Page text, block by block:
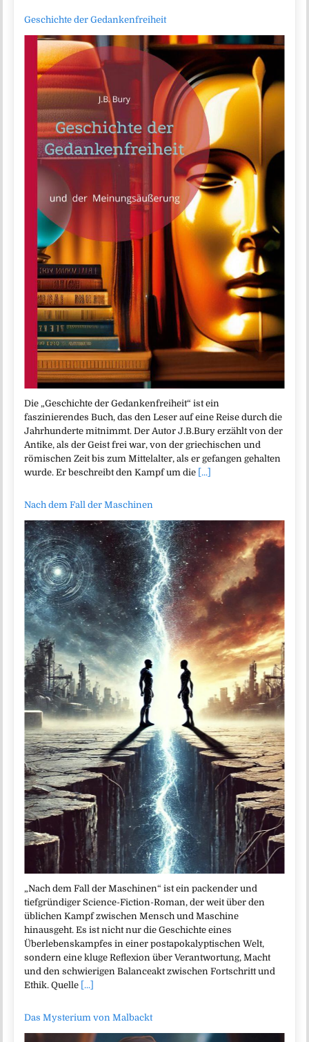
Geschichte der Gedankenfreiheit
Die „Geschichte der Gedankenfreiheit“ ist ein
faszinierendes Buch, das den Leser auf eine Reise durch die
Jahrhunderte mitnimmt. Der Autor J.B.Bury erzählt von der
Antike, als der Geist frei war, von der griechischen und
römischen Zeit bis zum Mittelalter, als er gefangen gehalten
wurde. Er beschreibt den Kampf um die [...]
Nach dem Fall der Maschinen
„Nach dem Fall der Maschinen“ ist ein packender und
tiefgründiger Science-Fiction-Roman, der weit über den
üblichen Kampf zwischen Mensch und Maschine
hinausgeht. Es ist nicht nur die Geschichte eines
Überlebenskampfes in einer postapokalyptischen Welt,
sondern eine kluge Reflexion über Verantwortung, Macht
und den schwierigen Balanceakt zwischen Fortschritt und
Ethik. Quelle [...]
Das Mysterium von Malbackt